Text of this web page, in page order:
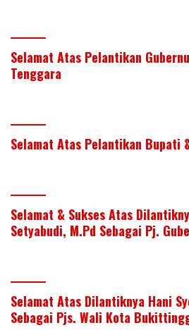
Selamat Atas Pelantikan
Tenggara
Selamat Atas Pelantikan Bupati
Selamat & Sukses Atas
Setyabudi, M.Pd Sebagai Pj.
Selamat Atas Dilantiknya Hani
Sebagai Pjs. Wali Kota